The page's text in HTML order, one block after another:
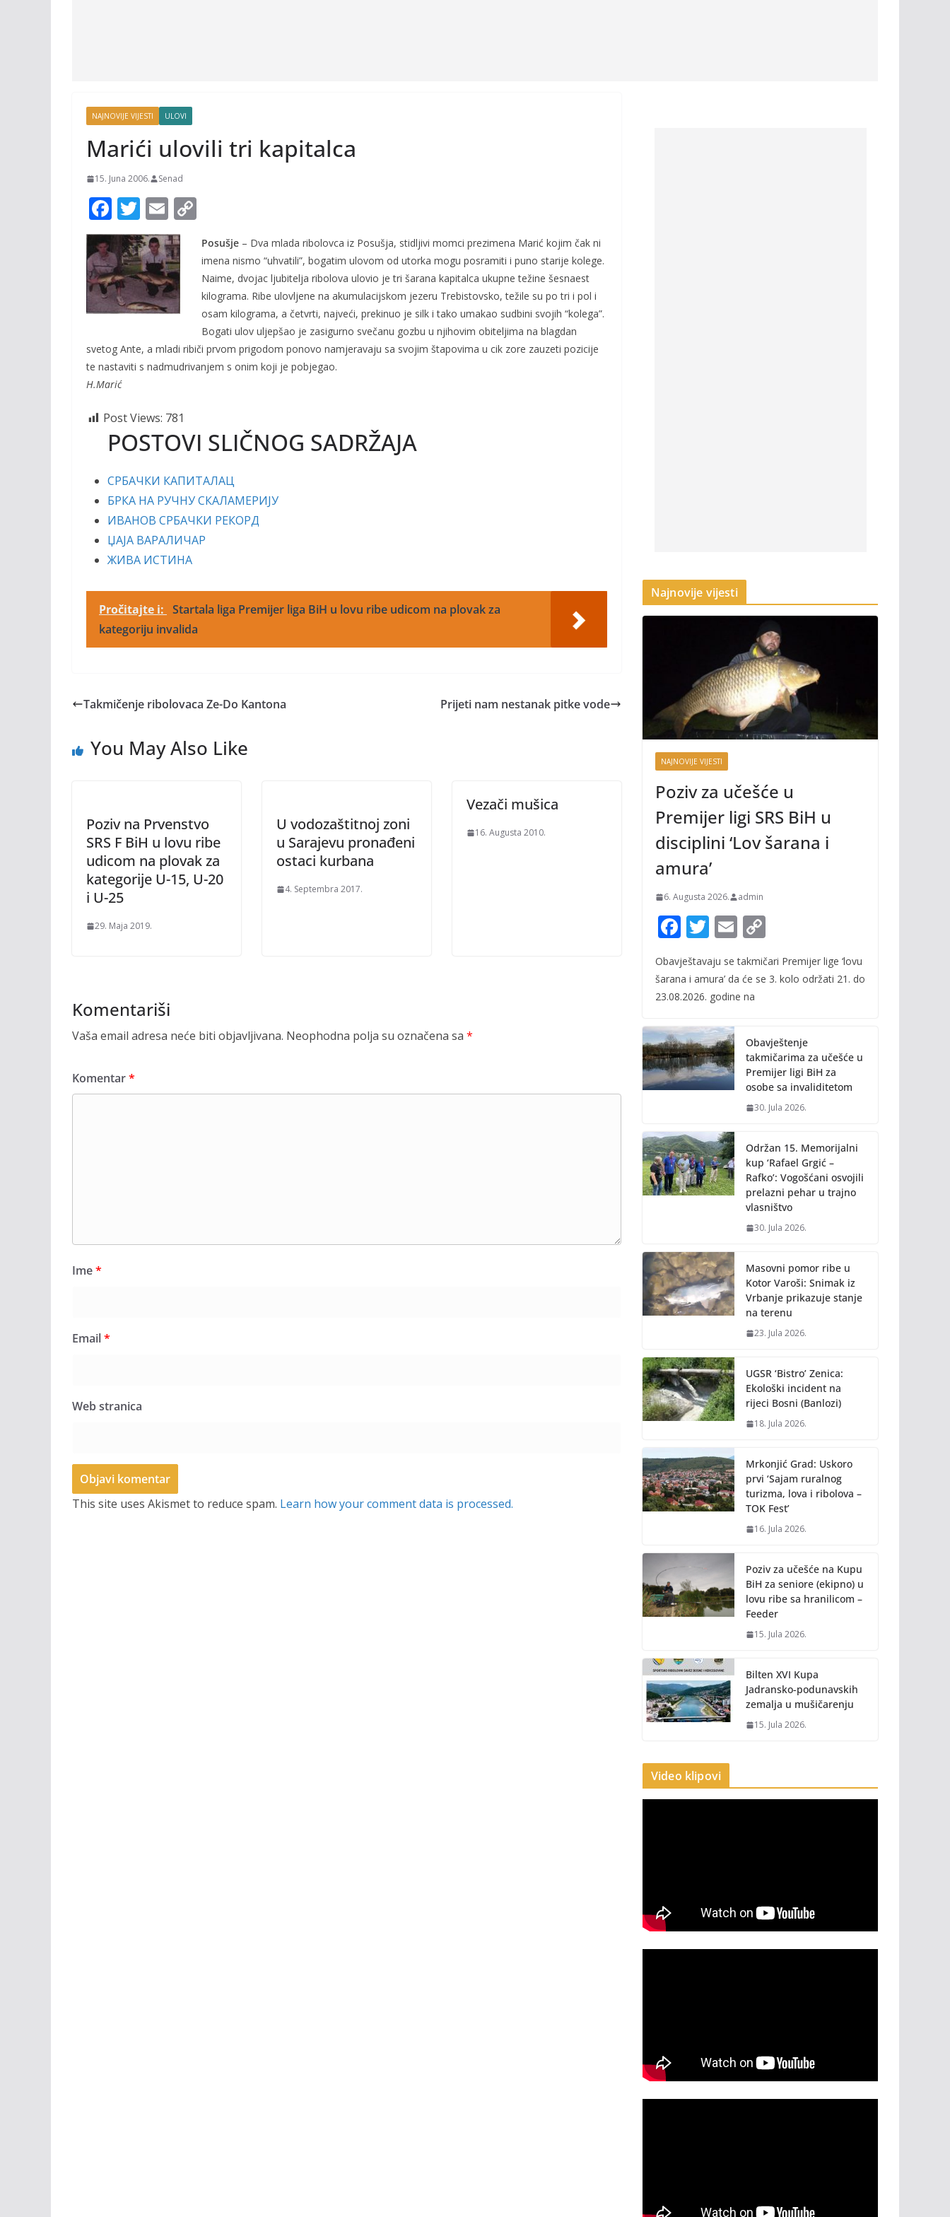
NAJNOVIJE VIJESTI ULOVI
Marići ulovili tri kapitalca
15. Juna 2006. Senad
F
ac
e
b
o
o
k
T
w
itt
er
E
m
ai
l
p
y
Li
n
k
Posušje – Dva mlada ribolovca iz Posušja, stidljivi momci prezimena Marić kojim čak ni
imena nismo “uhvatili”, bogatim ulovom od utorka mogu posramiti i puno starije kolege.
Naime, dvojac ljubitelja ribolova ulovio je tri šarana kapitalca ukupne težine šesnaest
kilograma. Ribe ulovljene na akumulacijskom jezeru Trebistovsko, težile su po tri i pol i
osam kilograma, a četvrti, najveći, prekinuo je silk i tako umakao sudbini svojih “kolega”.
Bogati ulov uljepšao je zasigurno svečanu gozbu u njihovim obiteljima na blagdan
svetog Ante, a mladi ribiči prvom prigodom ponovo namjeravaju sa svojim štapovima u cik zore zauzeti pozicije
te nastaviti s nadmudrivanjem s onim koji je pobjegao.
H.Marić
Post Views: 781
POSTOVI SLIČNOG SADRŽAJA
СРБАЧКИ КАПИТАЛАЦ
БРКА НА РУЧНУ СКАЛАМЕРИЈУ
ИВАНОВ СРБАЧКИ РЕКОРД
ЏАЈА ВАРАЛИЧАР
ЖИВА ИСТИНА
Pročitajte i: Startala liga Premijer liga BiH u lovu ribe udicom na plovak za
kategoriju invalida
Takmičenje ribolovaca Ze-Do Kantona Prijeti nam nestanak pitke vode
You May Also Like
Poziv na Prvenstvo
SRS F BiH u lovu ribe
udicom na plovak za
kategorije U-15, U-20
i U-25
29. Maja 2019.
U vodozaštitnoj zoni
u Sarajevu pronađeni
ostaci kurbana
4. Septembra 2017.
Vezači mušica
16. Augusta 2010.
Komentariši
Vaša email adresa neće biti objavljivana. Neophodna polja su označena sa *
Komentar*
Ime*
Email*
Web stranica
This site uses Akismet to reduce spam. Learn how your comment data is processed.
Najnovije vijesti
NAJNOVIJE VIJESTI
Poziv za učešće u
Premijer ligi SRS BiH u
disciplini ‘Lov šarana i
amura’
6. Augusta 2026. admin
F
ac
e
b
o
k
T
itt
er
E
m
ai
l
o
p
n
k
Obavještavaju se takmičari Premijer lige ‘lovu
šarana i amura’ da će se 3. kolo održati 21. do
23.08.2026. godine na
Obavještenje
takmičarima za učešće u
Premijer ligi BiH za
osobe sa invaliditetom
30. Jula 2026.
Održan 15. Memorijalni
kup ‘Rafael Grgić –
Rafko’: Vogošćani osvojili
prelazni pehar u trajno
vlasništvo
30. Jula 2026.
Masovni pomor ribe u
Kotor Varoši: Snimak iz
Vrbanje prikazuje stanje
na terenu
23. Jula 2026.
UGSR ‘Bistro’ Zenica:
Ekološki incident na
rijeci Bosni (Banlozi)
18. Jula 2026.
Mrkonjić Grad: Uskoro
prvi ‘Sajam ruralnog
turizma, lova i ribolova –
TOK Fest’
16. Jula 2026.
Poziv za učešće na Kupu
BiH za seniore (ekipno) u
lovu ribe sa hranilicom –
Feeder
15. Jula 2026.
Bilten XVI Kupa
Jadransko-podunavskih
zemalja u mušičarenju
15. Jula 2026.
Video klipovi